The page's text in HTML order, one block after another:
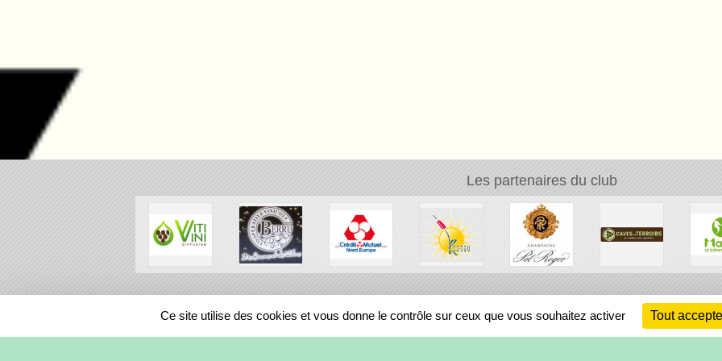
Les partenaires du club
REGIONS
Ce site utilise des cookies et vous donne le contrôle sur ceux que vous souhaitez activer Tout